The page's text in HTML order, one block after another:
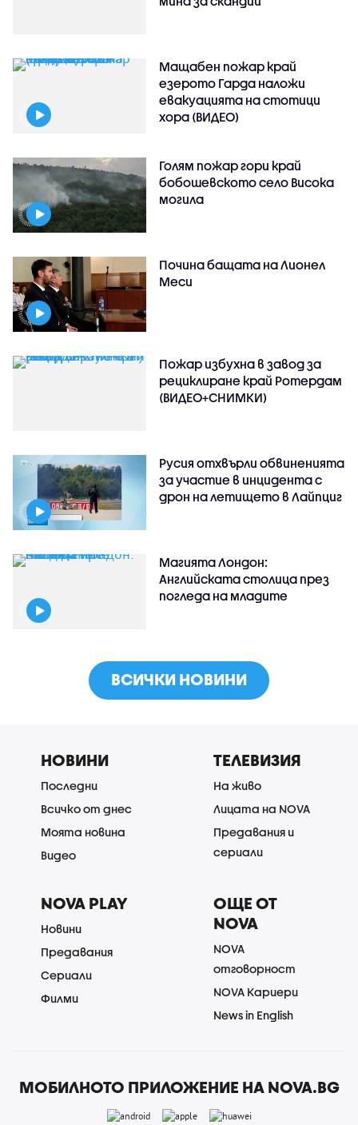
Мащабен пожар край
езерото Гарда наложи
евакуацията на стотици
хора (ВИДЕО)
Голям пожар гори край
бобошевското село Висока
могила
Почина бащата на Лионел
Меси
Пожар избухна в завод за
рециклиране край Ротердам
(ВИДЕО+СНИМКИ)
Русия отхвърли обвиненията
за участие в инцидента с
дрон на летището в Лайпциг
Магията Лондон:
Английската столица през
погледа на младите
ВСИЧКИ НОВИНИ
НОВИНИ
Последни
Всичко от днес
Моята новина
Видео
ТЕЛЕВИЗИЯ
На живо
Лицата на NOVA
Предавания и
сериали
NOVA PLAY
Новини
Предавания
Сериали
Филми
ОЩЕ ОТ
NOVA
NOVA
отговорност
NOVA Кариери
News in English
МОБИЛНОТО ПРИЛОЖЕНИЕ НА NOVA.BG